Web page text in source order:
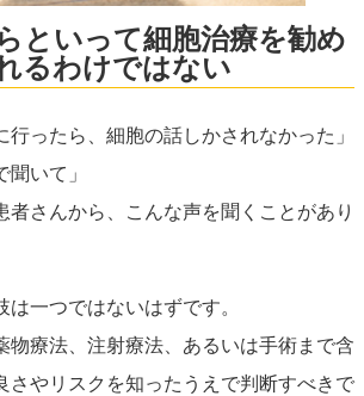
といって細胞治療を勧め
るわけではない
行ったら、細胞の話しかされなかった」
聞いて」
者さんから、こんな声を聞くことがあり
一つではないはずです。
物療法、注射療法、あるいは手術まで含
さやリスクを知ったうえで判断すべきで